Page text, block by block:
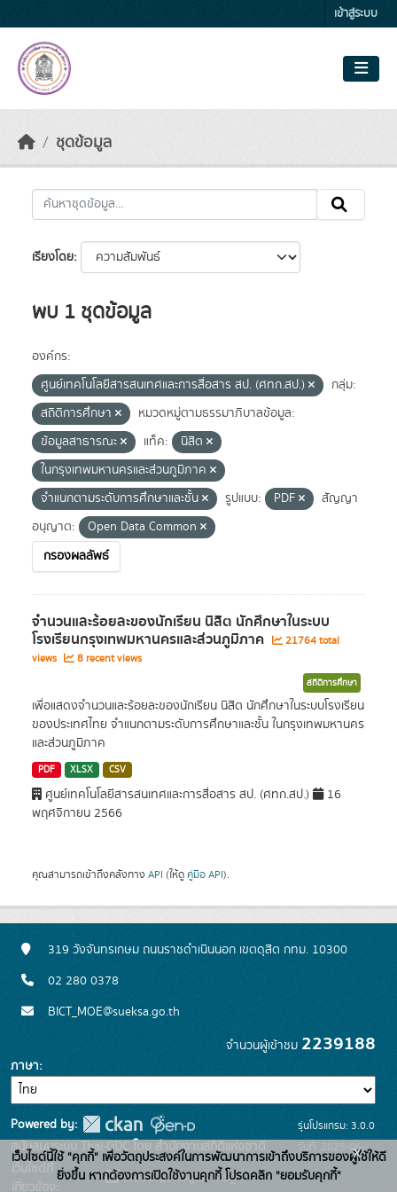
เข้าสู่ระบบ
ชุดข้อมูล
เรียงโดย
พบ 1 ชุดข้อมูล
องค์กร:
ศูนย์เทคโนโลยีสารสนเทศและการสื่อสาร สป. (ศทก.สป.)
กลุ่ม:
สถิติการศึกษา
หมวดหมู่ตามธรรมาภิบาลข้อมูล:
ข้อมูลสาธารณะ
แท็ค:
นิสิต
ในกรุงเทพมหานครและส่วนภูมิภาค
จำแนกตามระดับการศึกษาและชั้น
รูปแบบ: PDF
สัญญา
อนุญาต:
Open Data Common
กรองผลลัพธ์
จำนวนและร้อยละของนักเรียน นิสิต นักศึกษาในระบบ
โรงเรียนกรุงเทพมหานครและส่วนภูมิภาค
21764 total
views
8 recent views
สถิติการศึกษา
เพื่อแสดงจำนวนและร้อยละของนักเรียน นิสิต นักศึกษาในระบบโรงเรียน
ของประเทศไทย จำแนกตามระดับการศึกษาและชั้น ในกรุงเทพมหานคร
และส่วนภูมิภาค
PDF XLSX CSV
ศูนย์เทคโนโลยีสารสนเทศและการสื่อสาร สป. (ศทก.สป.)
16
พฤศจิกายน 2566
คุณสามารถเข้าถึงคลังทาง API (ให้ดู คู่มือ API).
319 วังจันทรเกษม ถนนราชดำเนินนอก เขตดุสิต กทม. 10300
02 280 0378
BICT_MOE@sueksa.go.th
จำนวนผู้เข้าชม 2239188
ภาษา
Powered by:
สนับสนุนระบบ Thai-GDC โดย สำนักงานสถิติแห่งชาติ
เว็บไซต์ที่
เกี่ยวข้อง:
ระบบบัญชีข้อมูลภาครัฐ
รุ่นโปรแกรม: 3.0.0
วันที่: 2025-06-
26
เว็บไซต์นี้ใช้ "คุกกี้" เพื่อวัตถุประสงค์ในการพัฒนาการเข้าถึงบริการของผู้ใช้ให้ดี
ยิ่งขึ้น หากต้องการเปิดใช้งานคุกกี้ โปรดคลิก "ยอมรับคุกกี้"
x